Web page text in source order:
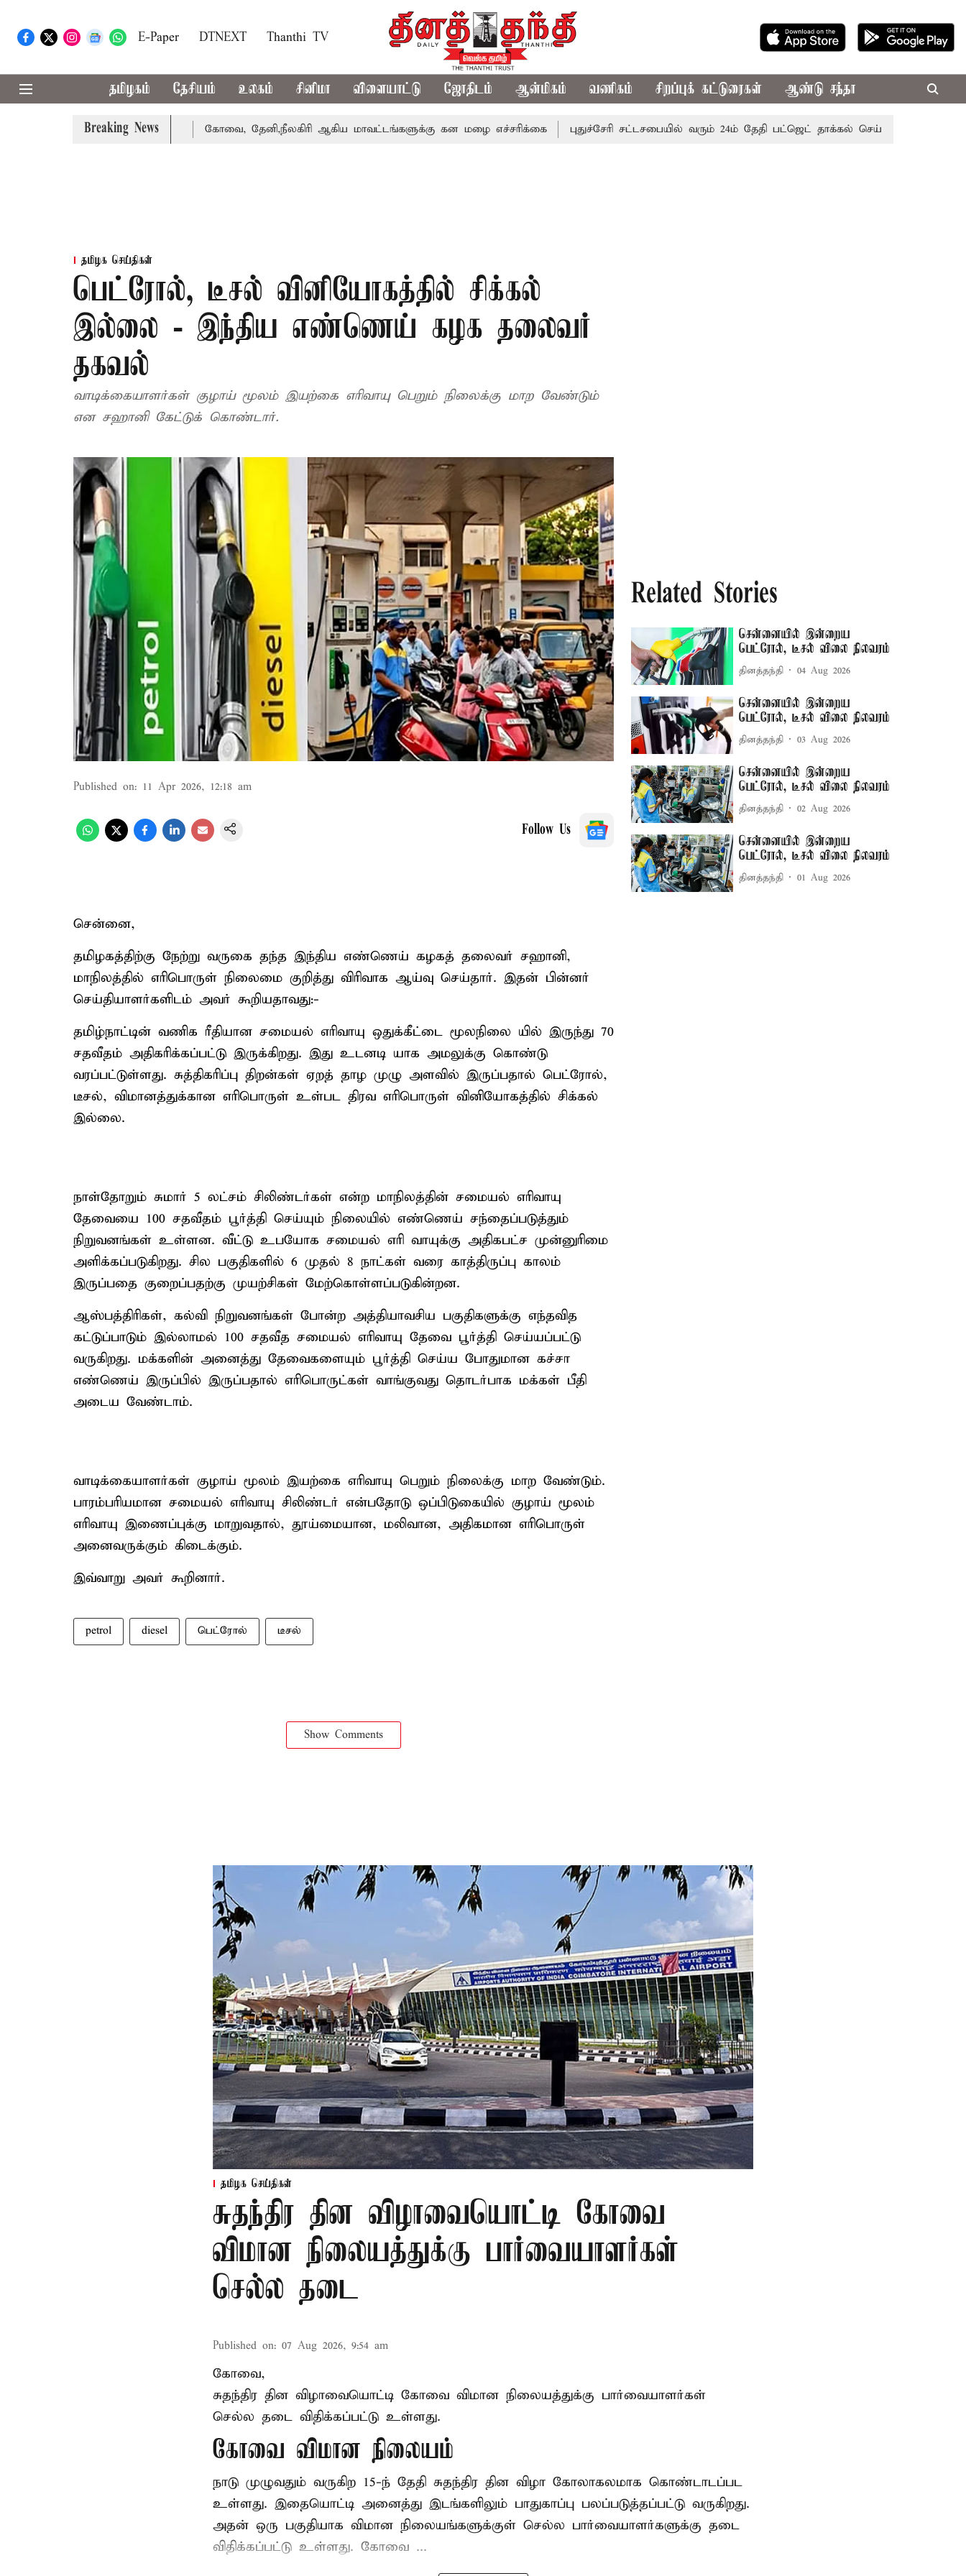
E-Paper DTNEXT Thanthi TV
தமிழகம் தேசியம் உலகம் சினிமா விளையாட்டு ஜோதிடம் ஆன்மிகம் வணிகம் சிறப்புக் கட்டுரைகள் ஆண்டு சந்தா
Breaking News
வாபஸ் பெற்றார் சங்கீதா கோவை, தேனி,நீலகிரி ஆகிய மாவட்டங்களுக்கு கன மழை எச்சரிக்கை புதுச்சேரி சட்டசபையில் வரும் 24ம் தேதி பட்ஜெட் தாக்கல் செய்கிறார் முதல்-அமைச்சர்
தமிழக செய்திகள்
பெட்ரோல், டீசல் வினியோகத்தில் சிக்கல்
இல்லை - இந்திய எண்ணெய் கழக தலைவர்
தகவல்
வாடிக்கையாளர்கள் குழாய் மூலம் இயற்கை எரிவாயு பெறும் நிலைக்கு மாற வேண்டும்
என சஹானி கேட்டுக் கொண்டார்.
Published on: 11 Apr 2026, 12:18 am
Follow Us
சென்னை,
தமிழகத்திற்கு நேற்று வருகை தந்த இந்திய எண்ணெய் கழகத் தலைவர் சஹானி,
மாநிலத்தில் எரிபொருள் நிலைமை குறித்து விரிவாக ஆய்வு செய்தார். இதன் பின்னர்
செய்தியாளர்களிடம் அவர் கூறியதாவது:-
தமிழ்நாட்டின் வணிக ரீதியான சமையல் எரிவாயு ஒதுக்கீட்டை மூலநிலை யில் இருந்து 70
சதவீதம் அதிகரிக்கப்பட்டு இருக்கிறது. இது உடனடி யாக அமலுக்கு கொண்டு
வரப்பட்டுள்ளது. சுத்திகரிப்பு திறன்கள் ஏறத் தாழ முழு அளவில் இருப்பதால் பெட்ரோல்,
டீசல், விமானத்துக்கான எரிபொருள் உள்பட திரவ எரிபொருள் வினியோகத்தில் சிக்கல்
இல்லை.
நாள்தோறும் சுமார் 5 லட்சம் சிலிண்டர்கள் என்ற மாநிலத்தின் சமையல் எரிவாயு
தேவையை 100 சதவீதம் பூர்த்தி செய்யும் நிலையில் எண்ணெய் சந்தைப்படுத்தும்
நிறுவனங்கள் உள்ளன. வீட்டு உபயோக சமையல் எரி வாயுக்கு அதிகபட்ச முன்னுரிமை
அளிக்கப்படுகிறது. சில பகுதிகளில் 6 முதல் 8 நாட்கள் வரை காத்திருப்பு காலம்
இருப்பதை குறைப்பதற்கு முயற்சிகள் மேற்கொள்ளப்படுகின்றன.
ஆஸ்பத்திரிகள், கல்வி நிறுவனங்கள் போன்ற அத்தியாவசிய பகுதிகளுக்கு எந்தவித
கட்டுப்பாடும் இல்லாமல் 100 சதவீத சமையல் எரிவாயு தேவை பூர்த்தி செய்யப்பட்டு
வருகிறது. மக்களின் அனைத்து தேவைகளையும் பூர்த்தி செய்ய போதுமான கச்சா
எண்ணெய் இருப்பில் இருப்பதால் எரிபொருட்கள் வாங்குவது தொடர்பாக மக்கள் பீதி
அடைய வேண்டாம்.
வாடிக்கையாளர்கள் குழாய் மூலம் இயற்கை எரிவாயு பெறும் நிலைக்கு மாற வேண்டும்.
பாரம்பரியமான சமையல் எரிவாயு சிலிண்டர் என்பதோடு ஒப்பிடுகையில் குழாய் மூலம்
எரிவாயு இணைப்புக்கு மாறுவதால், தூய்மையான, மலிவான, அதிகமான எரிபொருள்
அனைவருக்கும் கிடைக்கும்.
இவ்வாறு அவர் கூறினார்.
petrol diesel பெட்ரோல் டீசல்
Show Comments
Related Stories
சென்னையில் இன்றைய
பெட்ரோல், டீசல் விலை நிலவரம்
தினத்தந்தி 04 Aug 2026
சென்னையில் இன்றைய
பெட்ரோல், டீசல் விலை நிலவரம்
தினத்தந்தி 03 Aug 2026
சென்னையில் இன்றைய
பெட்ரோல், டீசல் விலை நிலவரம்
தினத்தந்தி 02 Aug 2026
சென்னையில் இன்றைய
பெட்ரோல், டீசல் விலை நிலவரம்
தினத்தந்தி 01 Aug 2026
தமிழக செய்திகள்
சுதந்திர தின விழாவையொட்டி கோவை
விமான நிலையத்துக்கு பார்வையாளர்கள்
செல்ல தடை
Published on: 07 Aug 2026, 9:54 am
கோவை,
சுதந்திர தின விழாவையொட்டி கோவை விமான நிலையத்துக்கு பார்வையாளர்கள்
செல்ல தடை விதிக்கப்பட்டு உள்ளது.
கோவை விமான நிலையம்
நாடு முழுவதும் வருகிற 15-ந் தேதி சுதந்திர தின விழா கோலாகலமாக கொண்டாடப்பட
உள்ளது. இதையொட்டி அனைத்து இடங்களிலும் பாதுகாப்பு பலப்படுத்தப்பட்டு வருகிறது.
அதன் ஒரு பகுதியாக விமான நிலையங்களுக்குள் செல்ல பார்வையாளர்களுக்கு தடை
விதிக்கப்பட்டு உள்ளது. கோவை ...